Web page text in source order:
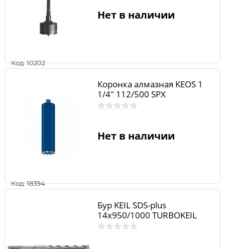
Код: 10202
Нет в наличии
Код: 18394
Коронка алмазная KEOS 1
1/4" 112/500 SPX
Нет в наличии
Бур KEIL SDS-plus
14х950/1000 TURBOKEIL